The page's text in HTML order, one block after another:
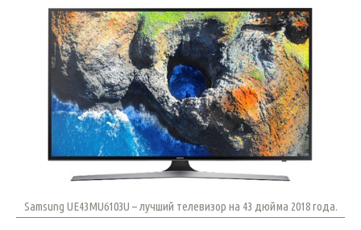
Samsung UE43MU6103U – лучший телевизор на 43 дюйма 2018 года.